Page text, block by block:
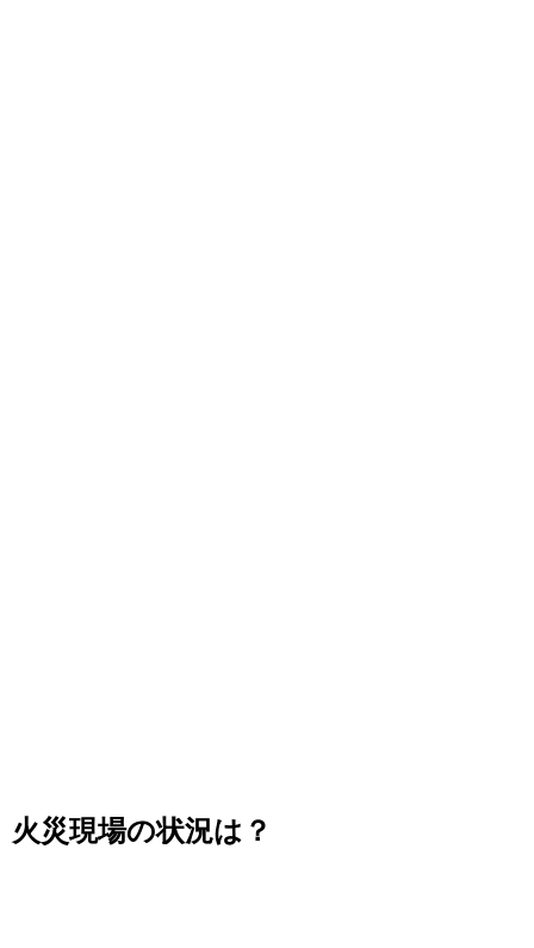
火災現場の状況は？